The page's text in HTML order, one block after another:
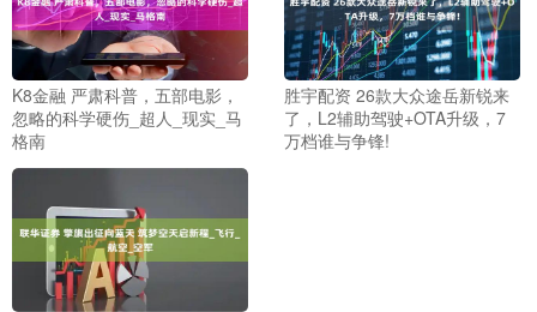
K8金融 严肃科普，五部电影，
忽略的科学硬伤_超人_现实_马
格南
胜宇配资 26款大众途岳新锐来
了，L2辅助驾驶+OTA升级，7
万档谁与争锋!